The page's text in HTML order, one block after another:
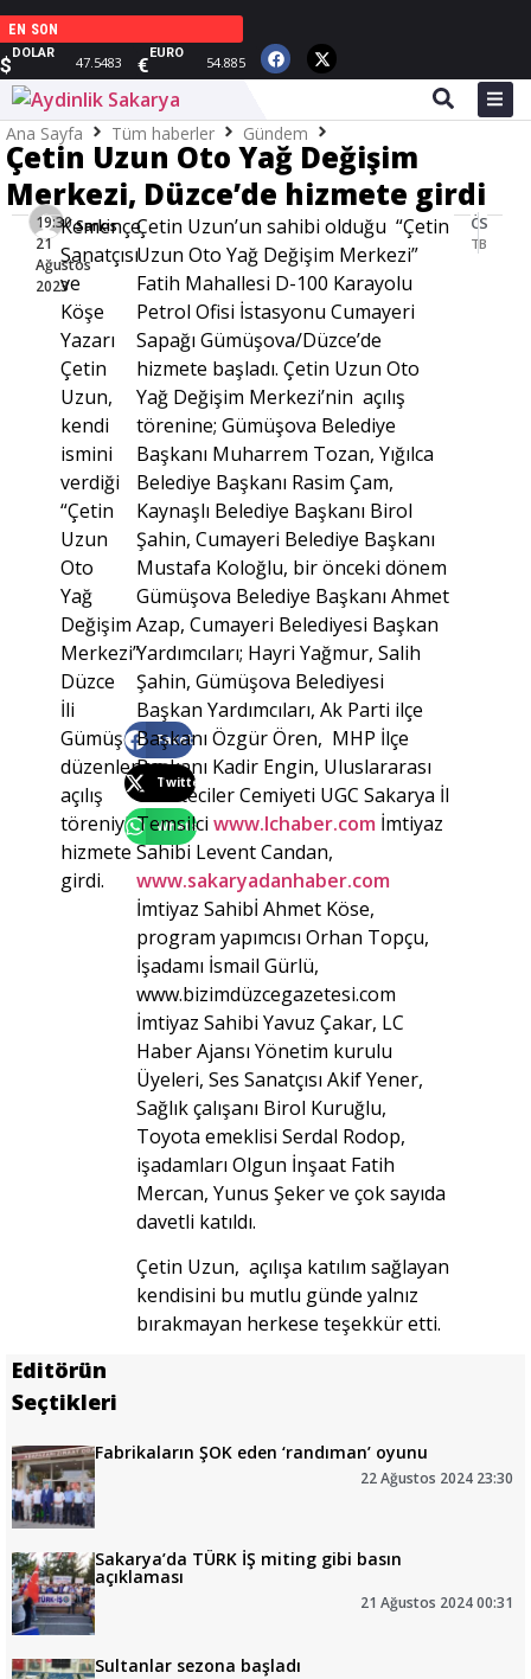
EN SON
$
DOLAR
47.5483 €
EURO
54.885
Ana Sayfa Tüm haberler Gündem
Çetin Uzun Oto Yağ Değişim
Merkezi, Düzce’de hizmete girdi
Sarkis
19:30 -
21
Ağustos
2023
Kemençe
Sanatçısı
ve
Köşe
Yazarı
Çetin
Uzun,
kendi
ismini
verdiği
“Çetin
Uzun
Oto
Yağ
Değişim
Merkezi”
Düzce
İli
Gümüşova’da
düzenlenen
açılış
töreniyle
hizmete
girdi.
Facebook
Twitter
WhatsApp
Çetin Uzun’un sahibi olduğu “Çetin
Uzun Oto Yağ Değişim Merkezi”
Fatih Mahallesi D-100 Karayolu
Petrol Ofisi İstasyonu Cumayeri
Sapağı Gümüşova/Düzce’de
hizmete başladı. Çetin Uzun Oto
Yağ Değişim Merkezi’nin açılış
törenine; Gümüşova Belediye
Başkanı Muharrem Tozan, Yığılca
Belediye Başkanı Rasim Çam,
Kaynaşlı Belediye Başkanı Birol
Şahin, Cumayeri Belediye Başkanı
Mustafa Koloğlu, bir önceki dönem
Gümüşova Belediye Başkanı Ahmet
Azap, Cumayeri Belediyesi Başkan
Yardımcıları; Hayri Yağmur, Salih
Şahin, Gümüşova Belediyesi
Başkan Yardımcıları, Ak Parti ilçe
Başkanı Özgür Ören, MHP İlçe
Başkanı Kadir Engin, Uluslararası
Gazeteciler Cemiyeti UGC Sakarya İl
Temsilciwww.lchaber.com İmtiyaz
Sahibi Levent Candan,
www.sakaryadanhaber.com
İmtiyaz Sahibİ Ahmet Köse,
program yapımcısı Orhan Topçu,
İşadamı İsmail Gürlü,
www.bizimdüzcegazetesi.com
İmtiyaz Sahibi Yavuz Çakar, LC
Haber Ajansı Yönetim kurulu
Üyeleri, Ses Sanatçısı Akif Yener,
Sağlık çalışanı Birol Kuruğlu,
Toyota emeklisi Serdal Rodop,
işadamları Olgun İnşaat Fatih
Mercan, Yunus Şeker ve çok sayıda
davetli katıldı.
Çetin Uzun, açılışa katılım sağlayan
kendisini bu mutlu günde yalnız
bırakmayan herkese teşekkür etti.
ÖNCEKI HABER
Tespih ustası Fatih Ünal’dan örnek proje
SONRAKI HABER
Editörün
Seçtikleri
Fabrikaların ŞOK eden ‘randıman’ oyunu
22 Ağustos 2024 23:30
Sakarya’da TÜRK İŞ miting gibi basın
açıklaması
21 Ağustos 2024 00:31
Sultanlar sezona başladı